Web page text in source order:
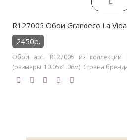
R127005 Обои Grandeco La Vida
2450р.
Обои арт. R127005 из коллекции
(размеры: 10.05х1.06м). Страна